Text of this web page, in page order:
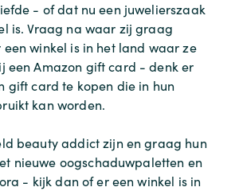
- of dat nu een juwelierszaak
is. Vraag na waar zij graag
een winkel is in het land waar ze
een Amazon gift card - denk er
gift card te kopen die in hun
kan worden.
beauty addict zijn en graag hun
nieuwe oogschaduwpaletten en
- kijk dan of er een winkel is in